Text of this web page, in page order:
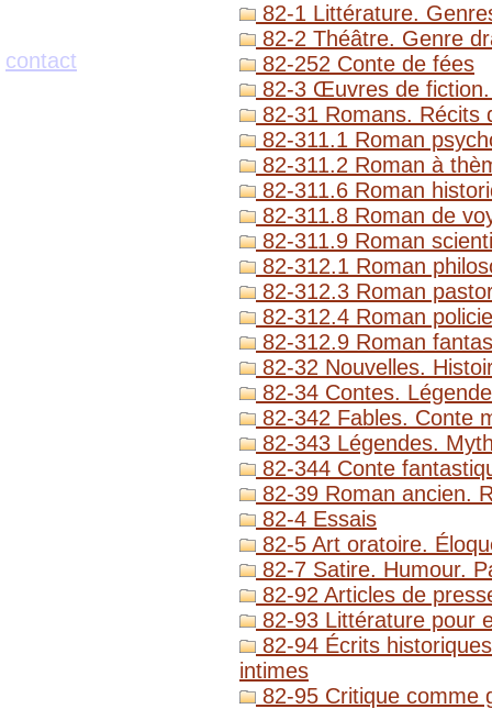
82-1 Littérature.
82-2 Théâtre. Genre
82-252 Conte de fées
82-3 Œuvres de
82-31 Romans. Récits
82-311.1 Roman
82-311.2 Roman à
82-311.6 Roman
82-311.8 Roman de
82-311.9 Roman
82-312.1 Roman
82-312.3 Roman
82-312.4 Roman
82-312.9 Roman
82-32 Nouvelles.
82-34 Contes.
82-342 Fables. Conte
82-343 Légendes.
82-344 Conte
82-39 Roman ancien.
82-4 Essais
82-5 Art oratoire.
82-7 Satire. Humour.
82-92 Articles de
82-93 Littérature pour
82-94 Écrits
intimes
82-95 Critique comme
contact